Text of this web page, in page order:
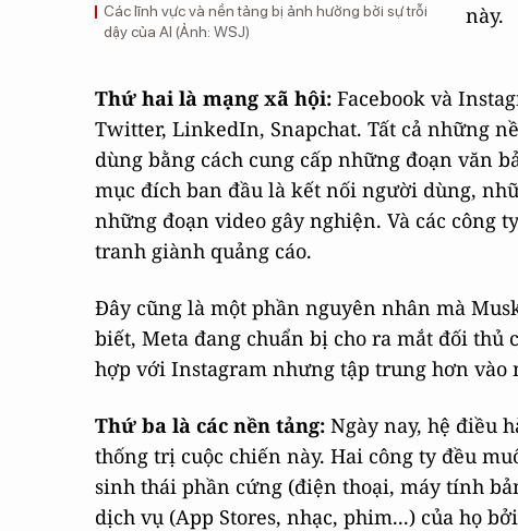
Các lĩnh vực và nền tảng bị ảnh hưởng bởi sự trỗi
dậy của AI (Ảnh: WSJ)
này.
Thứ hai là mạng xã hội: Facebook và
Twitter, LinkedIn, Snapchat. Tất cả những
dùng bằng cách cung cấp những đoạn văn
mục đích ban đầu là kết nối người dùng,
những đoạn video gây nghiện. Và các công
tranh giành quảng cáo.
Đây cũng là một phần nguyên nhân mà
biết, Meta đang chuẩn bị cho ra mắt đối
hợp với Instagram nhưng tập trung hơn
Thứ ba là các nền tảng: Ngày nay, hệ điều
thống trị cuộc chiến này. Hai công ty đều
sinh thái phần cứng (điện thoại, máy tính
dịch vụ (App Stores, nhạc, phim...) của họ